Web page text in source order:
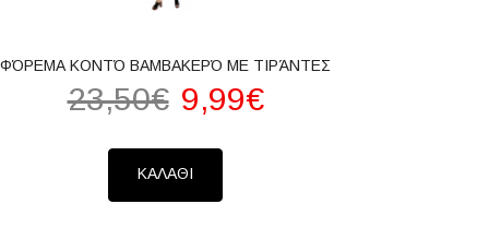
ΦΌΡΕΜΑ ΚΟΝΤΌ ΒΑΜΒΑΚΕΡΌ ΜΕ ΤΙΡΆΝΤΕΣ
23,50€ 9,99€
ΚΑΛΑΘΙ